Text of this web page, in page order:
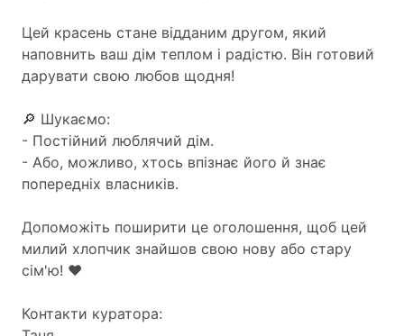
Цей красень стане відданим другом, який
наповнить ваш дім теплом і радістю. Він готовий
дарувати свою любов щодня!
🔎 Шукаємо:
- Постійний люблячий дім.
- Або, можливо, хтось впізнає його й знає
попередніх власників.
Допоможіть поширити це оголошення, щоб цей
милий хлопчик знайшов свою нову або стару
сім'ю! ❤️
Контакти куратора: